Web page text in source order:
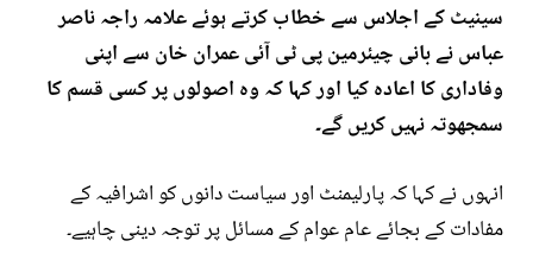
سینیٹ کے اجلاس سے خطاب کرتے ہوئے علامہ راجہ ناصر
عباس نے بانی چیئرمین پی ٹی آئی عمران خان سے اپنی
وفاداری کا اعادہ کیا اور کہا کہ وہ اصولوں پر کسی قسم کا
سمجھوتہ نہیں کریں گے۔
انہوں نے کہا کہ پارلیمنٹ اور سیاست دانوں کو اشرافیہ کے
مفادات کے بجائے عام عوام کے مسائل پر توجہ دینی چاہیے۔